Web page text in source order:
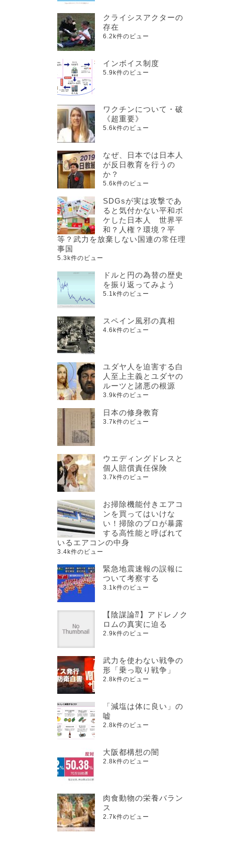
クライシスアクターの
存在
6.2k件のビュー
インボイス制度
5.9k件のビュー
ワクチンについて・破
《超重要》
5.6k件のビュー
なぜ、日本では日本人
が反日教育を行うの
か？
5.6k件のビュー
SDGsが実は攻撃であ
ると気付かない平和ボ
ケした日本人 世界平
和？人権？環境？平
等？武力を放棄しない国連の常任理
事国
5.3k件のビュー
ドルと円の為替の歴史
を振り返ってみよう
5.1k件のビュー
スペイン風邪の真相
4.6k件のビュー
ユダヤ人を迫害する白
人至上主義とユダヤの
ルーツと諸悪の根源
3.9k件のビュー
日本の修身教育
3.7k件のビュー
ウエディングドレスと
個人賠償責任保険
3.7k件のビュー
お掃除機能付きエアコ
ンを買ってはいけな
い！掃除のプロが暴露
する高性能と呼ばれて
いるエアコンの中身
3.4k件のビュー
緊急地震速報の誤報に
ついて考察する
3.1k件のビュー
【陰謀論⁇】アドレノク
ロムの真実に迫る
2.9k件のビュー
武力を使わない戦争の
形「乗っ取り戦争」
2.8k件のビュー
「減塩は体に良い」の
嘘
2.8k件のビュー
大阪都構想の闇
2.8k件のビュー
肉食動物の栄養バラン
ス
2.7k件のビュー